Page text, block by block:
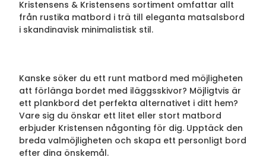
Kristensens & Kristensens sortiment omfattar allt
från rustika matbord i trä till eleganta matsalsbord
i skandinavisk minimalistisk stil.
Kanske söker du ett runt matbord med möjligheten
att förlänga bordet med iläggsskivor? Möjligtvis är
ett plankbord det perfekta alternativet i ditt hem?
Vare sig du önskar ett litet eller stort matbord
erbjuder Kristensen någonting för dig. Upptäck den
breda valmöjligheten och skapa ett personligt bord
efter dina önskemål.